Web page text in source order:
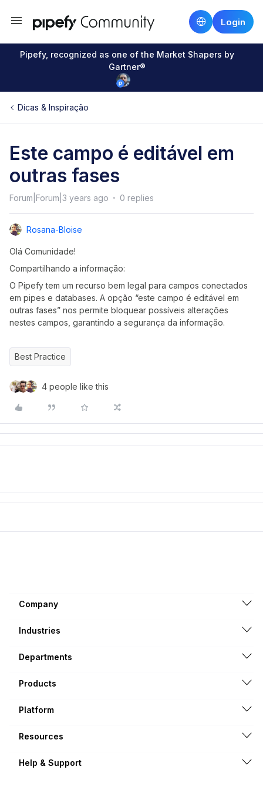
Login
Pipefy, recognized as one of the Market Shapers by
Gartner®
Dicas & Inspiração
Este campo é editável em
outras fases
Forum|Forum|3 years ago 0 replies
Rosana-Bloise
Olá Comunidade!
Compartilhando a informação:
O Pipefy tem um recurso bem legal para campos conectados
em pipes e databases. A opção “este campo é editável em
outras fases” nos permite bloquear possíveis alterações
nestes campos, garantindo a segurança da informação.
Best Practice
4 people like this
Company
Industries
Departments
Products
Platform
Resources
Help & Support